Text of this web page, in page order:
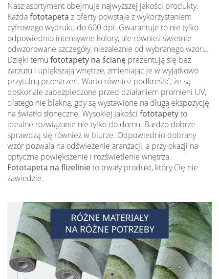
Nasz asortyment obejmuje najwyższej jakości produkty.
Każdafototapeta z oferty powstaje z wykorzystaniem
cyfrowego wydruku do 600 dpi. Gwarantuje to nie tylko
odpowiednio intensywne kolory, ale również świetnie
odwzorowane szczegóły, niezależnie od wybranego wzoru.
Dzięki temu fototapety na ścianę prezentują się bez
zarzutu i upiększają wnętrze, zmieniając je w wyjątkowo
przytulną przestrzeń. Warto również podkreślić, że są
doskonale zabezpieczone przed działaniem promieni UV,
dlatego nie blakną, gdy są wystawione na długą ekspozycję
na światło słoneczne. Wysokiej jakości fototapetyto
idealne rozwiązanie nie tylko do domu. Bardzo dobrze
sprawdzą się również w biurze. Odpowiednio dobrany
wzór pozwala na odświeżenie aranżacji, a przy okazji na
optyczne powiększenie i rozświetlenie wnętrza.
Fototapeta na flizelinieto trwały produkt, który Cię nie
zawiedzie.